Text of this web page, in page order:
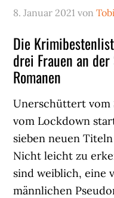
8. Januar 2021 von
Die
drei Frauen an
Romanen
Unerschüttert vom
vom Lockdown
sieben neuen Titeln
Nicht leicht zu
sind weiblich, eine
männlichen